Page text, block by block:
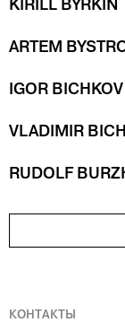
KIRILL BYRKIN
ARTEM
IGOR BICHKOV
VLADIMIR
RUDOLF
КОНТАКТЫ